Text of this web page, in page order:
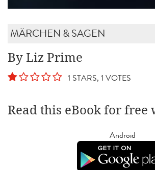
MÄRCHEN & SAGEN
By Liz Prime
1 STARS, 1 VOTES
Read this eBook for
Android